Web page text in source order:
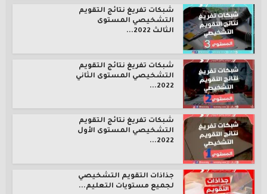
شبكات تفريغ نتائج التقويم
التشخيصي المستوى
الثالث 2022...
شبكات تفريغ نتائج التقويم
التشخيصي المستوى الثاني
2022...
شبكات تفريغ نتائج التقويم
التشخيصي المستوى الأول
2022...
جذاذات التقويم التشخيصي
لجميع مستويات التعليم...